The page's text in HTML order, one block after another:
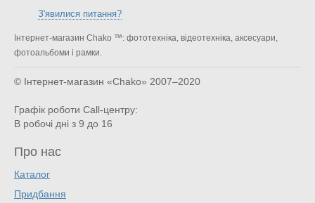
З'явилися питання?
Інтернет-магазин Chako ™: фототехніка, відеотехніка, аксесуари,
фотоальбоми і рамки.
© Інтернет-магазин «Chako» 2007–2020
Графік роботи Call-центру:
В робочі дні з 9 до 16
Про нас
Каталог
Придбання